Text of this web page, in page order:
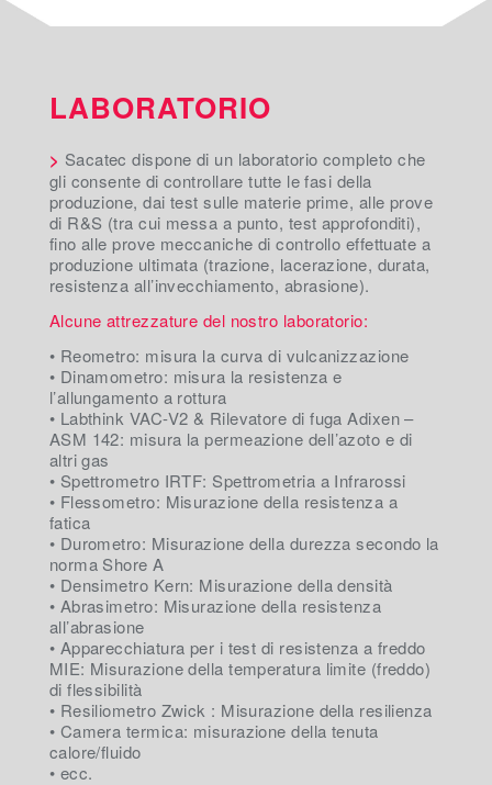
LABORATORIO
> Sacatec dispone di un laboratorio completo che
gli consente di controllare tutte le fasi della
produzione, dai test sulle materie prime, alle prove
di R&S (tra cui messa a punto, test approfonditi),
fino alle prove meccaniche di controllo effettuate a
produzione ultimata (trazione, lacerazione, durata,
resistenza all’invecchiamento, abrasione).
Alcune attrezzature del nostro laboratorio:
• Reometro: misura la curva di vulcanizzazione
• Dinamometro: misura la resistenza e
l’allungamento a rottura
• Labthink VAC-V2 & Rilevatore di fuga Adixen –
ASM 142: misura la permeazione dell’azoto e di
altri gas
• Spettrometro IRTF: Spettrometria a Infrarossi
• Flessometro: Misurazione della resistenza a
fatica
• Durometro: Misurazione della durezza secondo la
norma Shore A
• Densimetro Kern: Misurazione della densità
• Abrasimetro: Misurazione della resistenza
all’abrasione
• Apparecchiatura per i test di resistenza a freddo
MIE: Misurazione della temperatura limite (freddo)
di flessibilità
• Resiliometro Zwick : Misurazione della resilienza
• Camera termica: misurazione della tenuta
calore/fluido
• ecc.